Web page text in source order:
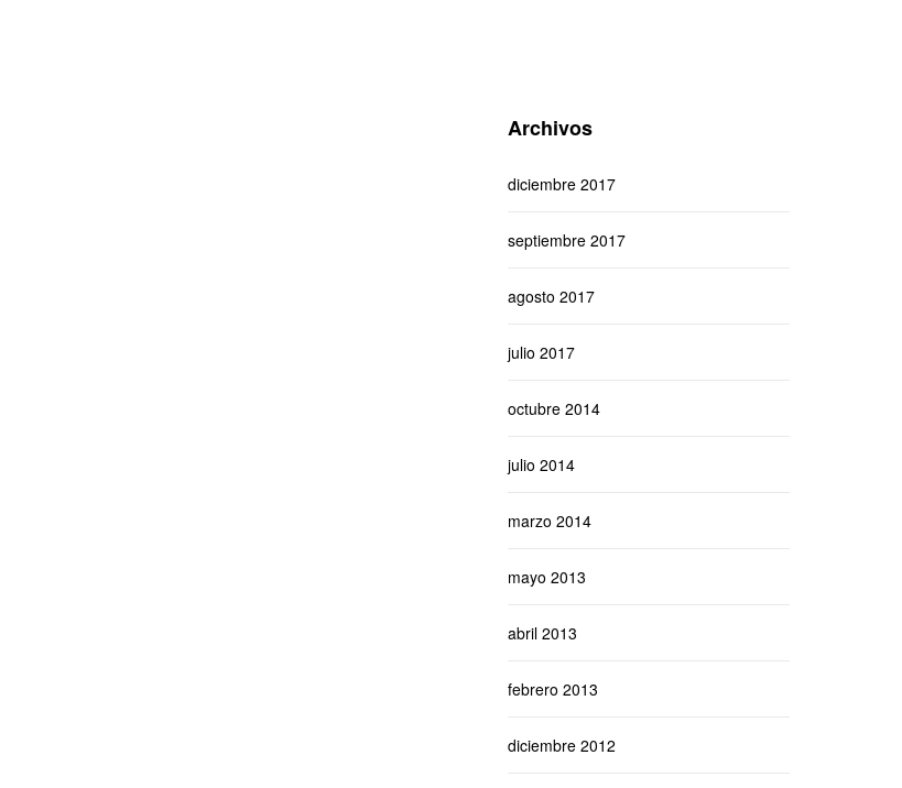
Archivos
diciembre 2017
septiembre 2017
agosto 2017
julio 2017
octubre 2014
julio 2014
marzo 2014
mayo 2013
abril 2013
febrero 2013
diciembre 2012